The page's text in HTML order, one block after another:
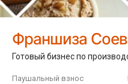
Франшиза
Готовый бизнес по
Паушальный взнос